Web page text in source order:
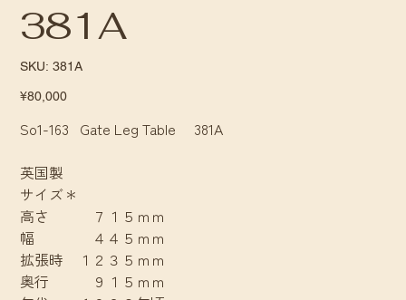
381A
SKU: SKU
381A
381A
Price
¥80,000
So1-163 Gate Leg Table 381A
英国製
サイズ＊
高さ ７１５ｍｍ
幅 ４４５ｍｍ
拡張時 １２３５ｍｍ
奥行 ９１５ｍｍ